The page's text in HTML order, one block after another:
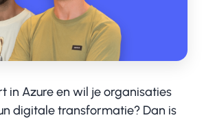
in Azure en wil je organisaties
digitale transformatie? Dan is